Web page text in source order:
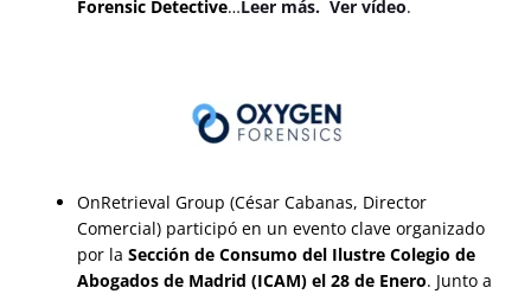
Forensic Detective…Leer más. Ver vídeo.
OnRetrieval Group (César Cabanas, Director
Comercial) participó en un evento clave organizado
por la Sección de Consumo del Ilustre Colegio de
Abogados de Madrid (ICAM) el 28 de Enero. Junto a